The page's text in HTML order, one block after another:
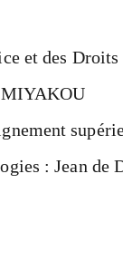
et des Droits
MIYAKOU
: Jean de